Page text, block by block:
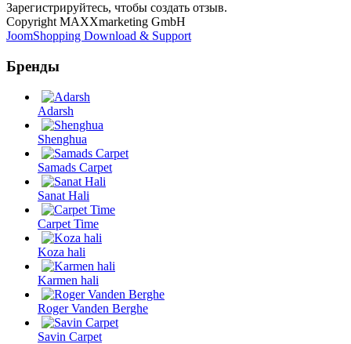
Зарегистрируйтесь, чтобы создать отзыв.
Copyright MAXXmarketing GmbH
JoomShopping Download & Support
Бренды
Adarsh
Shenghua
Samads Carpet
Sanat Hali
Carpet Time
Koza hali
Karmen hali
Roger Vanden Berghe
Savin Carpet